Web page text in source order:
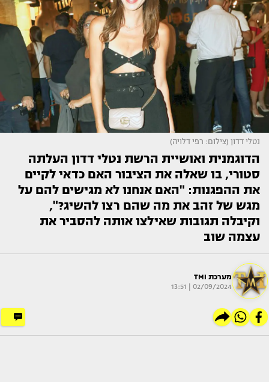
נטלי דדון (צילום: רפי דלויה)
הדוגמנית ואושיית הרשת נטלי דדון העלתה
סטורי, בו שאלה את הציבור האם כדאי לקיים
את ההפגנות: "האם אנחנו לא מגישים להם על
מגש של זהב את מה שהם רצו להשיג?",
וקיבלה תגובות שאילצו אותה להסביר את
עצמה שוב
מערכת TMI
02/09/2024 | 13:51